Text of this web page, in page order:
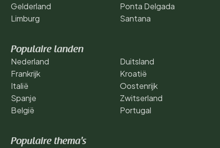
Gelderland
Limburg
Ponta Delgada
Santana
Populaire landen
Nederland
Frankrijk
Italië
Spanje
België
Duitsland
Kroatië
Oostenrijk
Zwitserland
Portugal
Populaire thema's